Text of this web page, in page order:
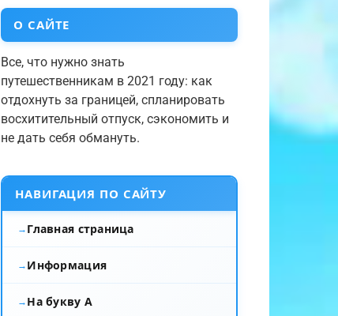
О САЙТЕ
Все, что нужно знать
путешественникам в 2021 году: как
отдохнуть за границей, спланировать
восхитительный отпуск, сэкономить и
не дать себя обмануть.
НАВИГАЦИЯ ПО САЙТУ
Главная страница
Информация
На букву А